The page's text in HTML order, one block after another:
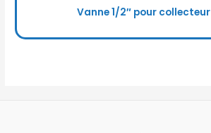
Vanne 1/2″ pour collecteur